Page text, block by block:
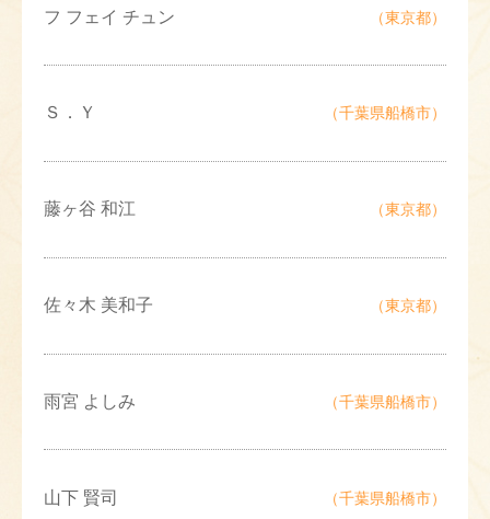
フ フェイ チュン （東京都）
Ｓ．Ｙ （千葉県船橋市）
藤ヶ谷 和江 （東京都）
佐々木 美和子 （東京都）
雨宮 よしみ （千葉県船橋市）
山下 賢司 （千葉県船橋市）